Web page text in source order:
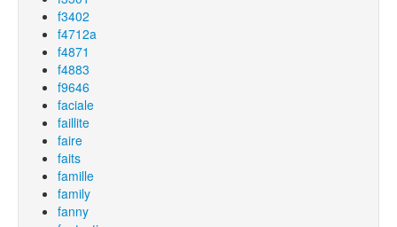
f3402
f4712a
f4871
f4883
f9646
faciale
faillite
faire
faits
famille
family
fanny